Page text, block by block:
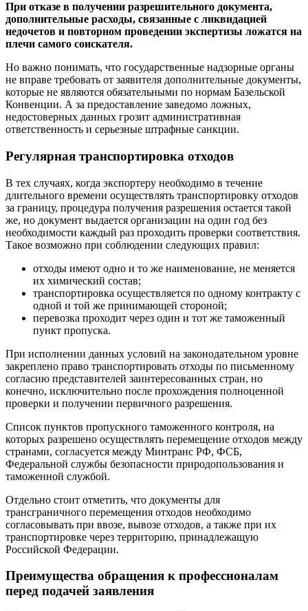
При отказе в получении разрешительного документа,
дополнительные расходы, связанные с ликвидацией
недочетов и повторном проведении экспертизы ложатся на
плечи самого соискателя.
Но важно понимать, что государственные надзорные органы
не вправе требовать от заявителя дополнительные документы,
которые не являются обязательными по нормам Базельской
Конвенции. А за предоставление заведомо ложных,
недостоверных данных грозит административная
ответственность и серьезные штрафные санкции.
Регулярная транспортировка отходов
В тех случаях, когда экспортеру необходимо в течение
длительного времени осуществлять транспортировку отходов
за границу, процедура получения разрешения остается такой
же, но документ выдается организации на один год без
необходимости каждый раз проходить проверки соответствия.
Такое возможно при соблюдении следующих правил:
отходы имеют одно и то же наименование, не меняется
их химический состав;
транспортировка осуществляется по одному контракту с
одной и той же принимающей стороной;
перевозка проходит через один и тот же таможенный
пункт пропуска.
При исполнении данных условий на законодательном уровне
закреплено право транспортировать отходы по письменному
согласию представителей заинтересованных стран, но
конечно, исключительно после прохождения полноценной
проверки и получении первичного разрешения.
Список пунктов пропускного таможенного контроля, на
которых разрешено осуществлять перемещение отходов между
странами, согласуется между Минтранс РФ, ФСБ,
Федеральной службы безопасности природопользования и
таможенной службой.
Отдельно стоит отметить, что документы для
трансграничного перемещения отходов необходимо
согласовывать при ввозе, вывозе отходов, а также при их
транспортировке через территорию, принадлежащую
Российской Федерации.
Преимущества обращения к профессионалам
перед подачей заявления